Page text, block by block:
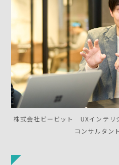
株式会社ビービット UXインテリ
コンサルタ